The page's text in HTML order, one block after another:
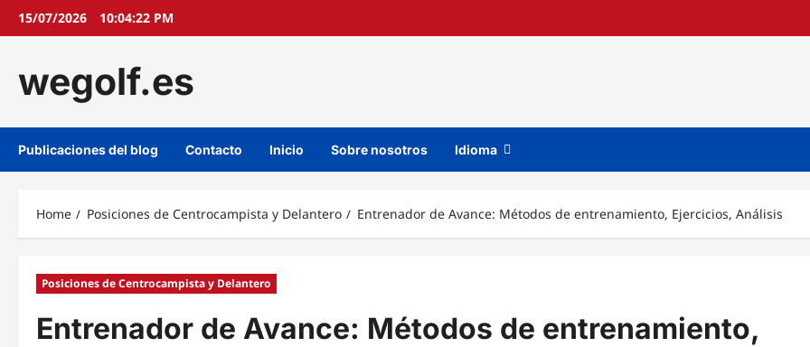
Skip15/07/2026 10:04:23 PM
wegolf.es
Publicaciones del blog Contacto Inicio Sobre nosotros Idioma
Home Posiciones de Centrocampista y Delantero Entrenador de Avance: Métodos de entrenamiento, Ejercicios, Análisis
Posiciones de Centrocampista y Delantero
Entrenador de Avance: Métodos de entrenamiento,